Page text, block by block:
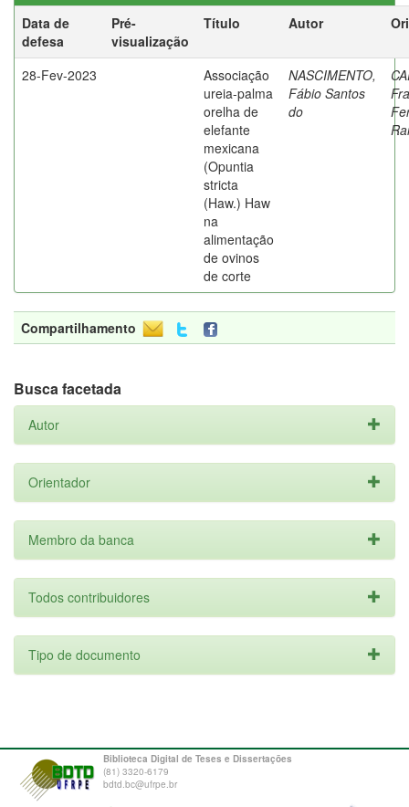
Data de
defesa
Pré-
visualização
Título Autor
28-Fev-2023
Associação
ureia-palma
orelha de
elefante
mexicana
(Opuntia
stricta
(Haw.) Haw
na
alimentação
de ovinos
de corte
NASCIMENTO,
Fábio Santos
do
Compartilhamento
Busca facetada
Autor
Orientador
Membro da banca
Todos contribuidores
Tipo de documento
Biblioteca Digital de Teses e Dissertações
(81) 3320-6179
bdtd.bc@ufrpe.br